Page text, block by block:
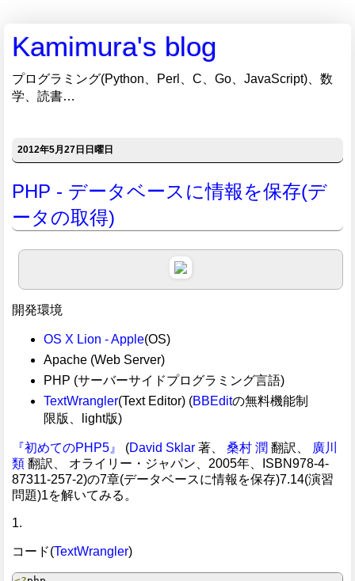
Kamimura's blog
プログラミング(Python、Perl、C、Go、JavaScript)、数
学、読書…
2012年5月27日日曜日
PHP - データベースに情報を保存(デ
ータの取得)
開発環境
OS X Lion - Apple(OS)
Apache (Web Server)
PHP (サーバーサイドプログラミング言語)
TextWrangler(Text Editor) (BBEditの無料機能制
限版、light版)
『初めてのPHP5』 (David Sklar 著、 桑村 潤 翻訳、
廣川
類 翻訳、 オライリー・ジャパン、2005年、ISBN978-4-
87311-257-2)の7章(データベースに情報を保存)7.14(演習
問題)1を解いてみる。
1.
コード(TextWrangler)